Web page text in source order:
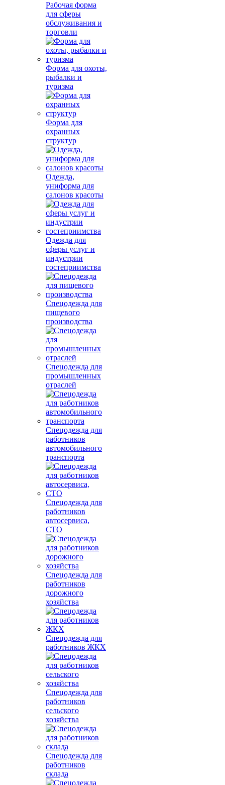
Рабочая форма
для сферы
обслуживания и
торговли
Форма для охоты,
рыбалки и
туризма
Форма для
охранных
структур
Одежда,
униформа для
салонов красоты
Одежда для
сферы услуг и
индустрии
гостеприимства
Спецодежда для
пищевого
производства
Спецодежда для
промышленных
отраслей
Спецодежда для
работников
автомобильного
транспорта
Спецодежда для
работников
автосервиса,
СТО
Спецодежда для
работников
дорожного
хозяйства
Спецодежда для
работников ЖКХ
Спецодежда для
работников
сельского
хозяйства
Спецодежда для
работников
склада